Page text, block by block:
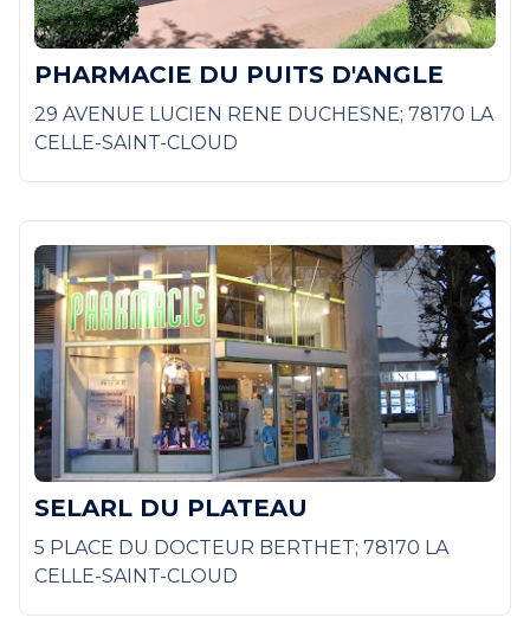
PHARMACIE DU PUITS D'ANGLE
29 AVENUE LUCIEN RENE DUCHESNE; 78170 LA
CELLE-SAINT-CLOUD
SELARL DU PLATEAU
5 PLACE DU DOCTEUR BERTHET; 78170 LA
CELLE-SAINT-CLOUD